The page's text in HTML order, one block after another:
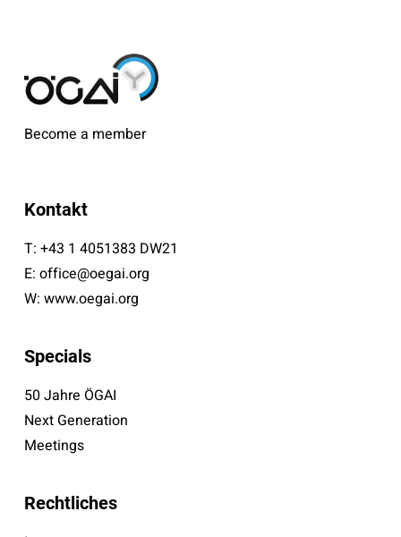
Become a member
Kontakt
T: +43 1 4051383 DW21
E: office@oegai.org
W: www.oegai.org
Specials
50 Jahre ÖGAI
Next Generation
Meetings
Rechtliches